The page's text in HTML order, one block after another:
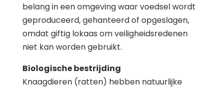
belang in een omgeving waar voedsel wordt
geproduceerd, gehanteerd of opgeslagen,
omdat giftig lokaas om veiligheidsredenen
niet kan worden gebruikt.
Biologische bestrijding
Knaagdieren (ratten) hebben natuurlijke